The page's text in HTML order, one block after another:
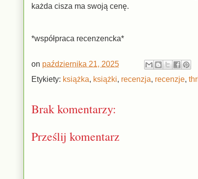
każda cisza ma swoją cenę.
*współpraca recenzencka*
on października 21, 2025
Etykiety: książka, książki, recenzja, recenzje,
Brak komentarzy:
Prześlij komentarz